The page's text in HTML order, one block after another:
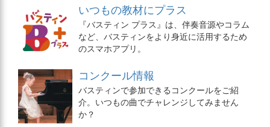
いつもの教材にプラス
『バスティン プラス』は、伴奏音源やコラム
など、バスティンをより身近に活用するため
のスマホアプリ。
コンクール情報
バスティンで参加できるコンクールをご紹
介。いつもの曲でチャレンジしてみません
か？